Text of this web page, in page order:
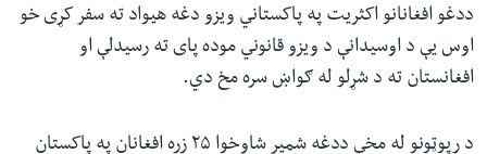
ددغو افغانانو اکثریت په پاکستاني ویزو دغه هیواد ته سفر کړی خو
اوس یې د اوسیدانې د ویزو قانوني موده پای ته رسیدلې او
افغانستان ته د شړلو له ګواښ سره مخ دي.
د رپوټونو له مخې ددغه شمیر شاوخوا ۲۵ زره افغانان په پاکستان